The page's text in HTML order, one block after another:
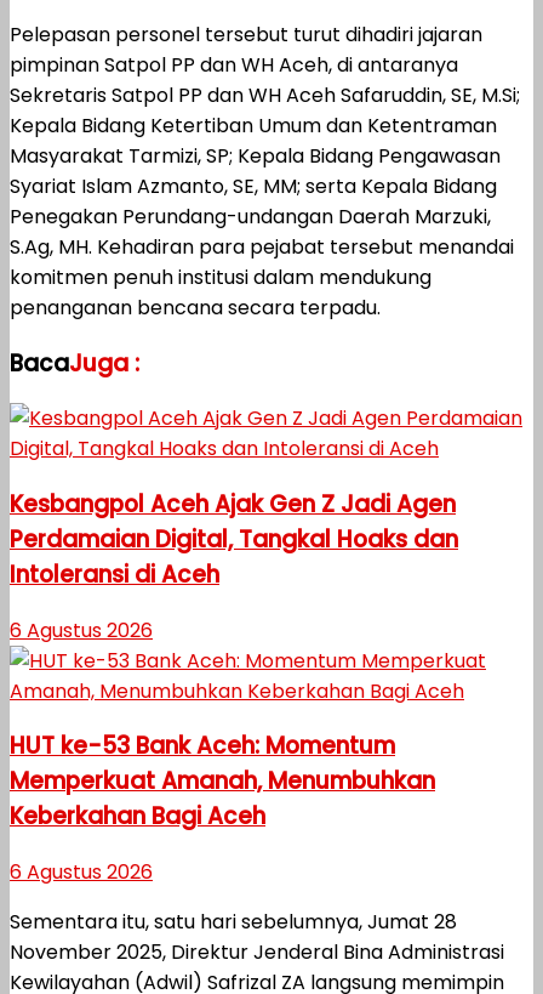
Pelepasan personel tersebut turut dihadiri jajaran
pimpinan Satpol PP dan WH Aceh, di antaranya
Sekretaris Satpol PP dan WH Aceh Safaruddin, SE, M.Si;
Kepala Bidang Ketertiban Umum dan Ketentraman
Masyarakat Tarmizi, SP; Kepala Bidang Pengawasan
Syariat Islam Azmanto, SE, MM; serta Kepala Bidang
Penegakan Perundang-undangan Daerah Marzuki,
S.Ag, MH. Kehadiran para pejabat tersebut menandai
komitmen penuh institusi dalam mendukung
penanganan bencana secara terpadu.
BacaJuga :
Kesbangpol Aceh Ajak Gen Z Jadi Agen
Perdamaian Digital, Tangkal Hoaks dan
Intoleransi di Aceh
6 Agustus 2026
HUT ke-53 Bank Aceh: Momentum
Memperkuat Amanah, Menumbuhkan
Keberkahan Bagi Aceh
6 Agustus 2026
Sementara itu, satu hari sebelumnya, Jumat 28
November 2025, Direktur Jenderal Bina Administrasi
Kewilayahan (Adwil) Safrizal ZA langsung memimpin